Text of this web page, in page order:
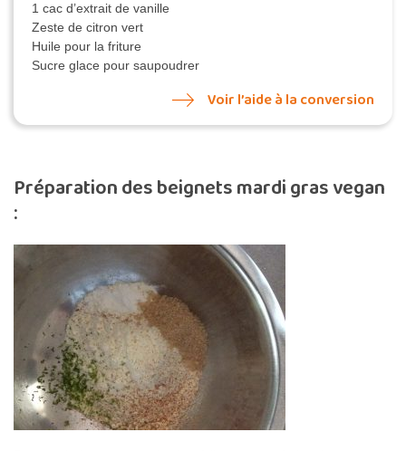
1 cac d’extrait de vanille
Zeste de citron vert
Huile pour la friture
Sucre glace pour saupoudrer
Voir l’aide à la conversion
Préparation des beignets mardi gras vegan
: